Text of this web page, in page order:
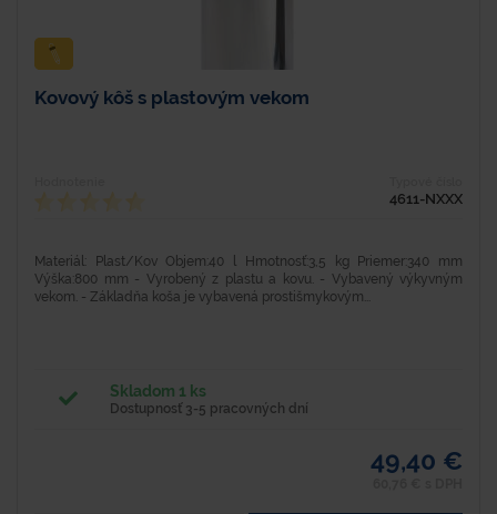
Kovový kôš s plastovým vekom
4611-NXXX
Materiál: Plast/Kov Objem:40 l Hmotnosť:3,5 kg Priemer:340 mm
Výška:800 mm - Vyrobený z plastu a kovu. - Vybavený výkyvným
vekom. - Základňa koša je vybavená prostišmykovým...
Skladom 1 ks
Dostupnosť 3-5 pracovných dní
49,40 €